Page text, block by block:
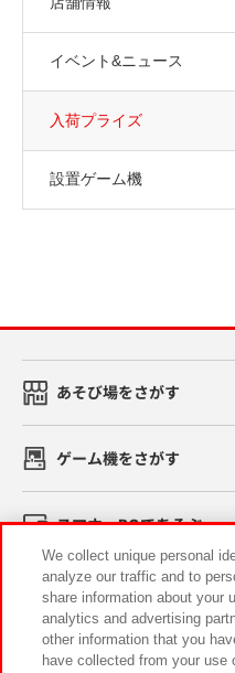
イベント&ニュース
入荷プライズ
設置ゲーム機
あそび場をさがす
ゲーム機をさがす
スマホ・PCであそぶ
イベント・キャンペーン
We collect unique personal
analyze our traffic and to
share information about your
analytics and advertising
other information that you
have collected from your